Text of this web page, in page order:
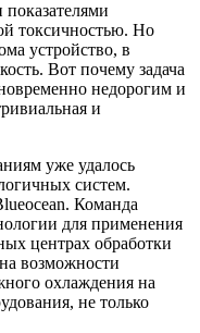
токсичностью. Но
устройство, в
Вот почему задача
недорогим и
и
уже удалось
систем.
Команда
для применения
центрах обработки
возможности
охлаждения на
не только